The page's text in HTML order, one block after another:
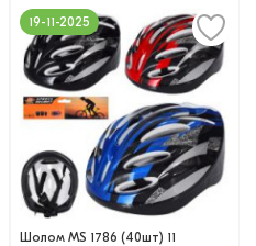
Шолом MS 1786 (40шт) 11
19-11-2025